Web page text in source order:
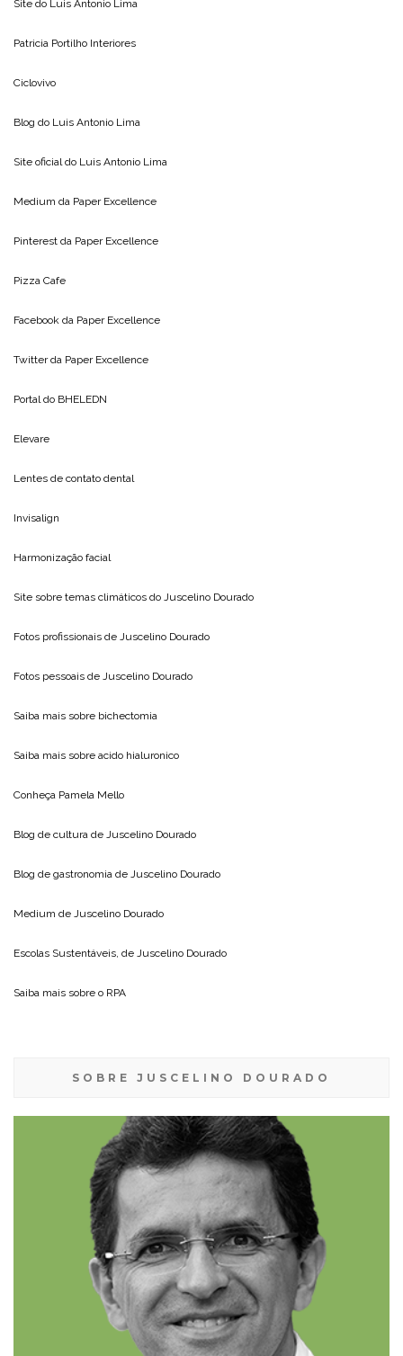
Site do Luis Antonio Lima
Patricia Portilho Interiores
Ciclovivo
Blog do Luis Antonio Lima
Site oficial do Luis Antonio Lima
Medium da Paper Excellence
Pinterest da Paper Excellence
Pizza Cafe
Facebook da Paper Excellence
Twitter da Paper Excellence
Portal do BHELEDN
Elevare
Lentes de contato dental
Invisalign
Harmonização facial
Site sobre temas climáticos do Juscelino Dourado
Fotos profissionais de Juscelino Dourado
Fotos pessoais de Juscelino Dourado
Saiba mais sobre bichectomia
Saiba mais sobre acido hialuronico
Conheça Pamela Mello
Blog de cultura de Juscelino Dourado
Blog de gastronomia de Juscelino Dourado
Medium de Juscelino Dourado
Escolas Sustentáveis, de Juscelino Dourado
Saiba mais sobre o RPA
SOBRE JUSCELINO DOURADO